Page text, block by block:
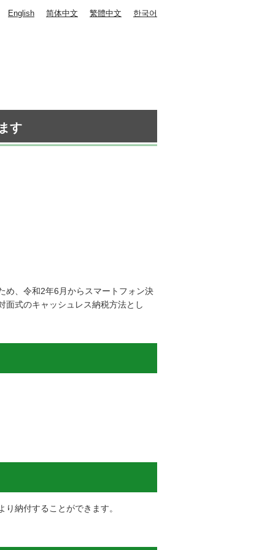
English 简体中文 繁體中文 한국어
す
め、令和2年6月からスマートフォン決
面式のキャッシュレス納税方法とし
納付することができます。